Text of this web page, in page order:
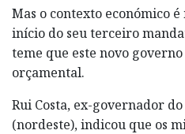
Mas o contexto económico
início do seu terceiro
teme que este novo
orçamental.
Rui Costa, ex-governador
(nordeste), indicou que os